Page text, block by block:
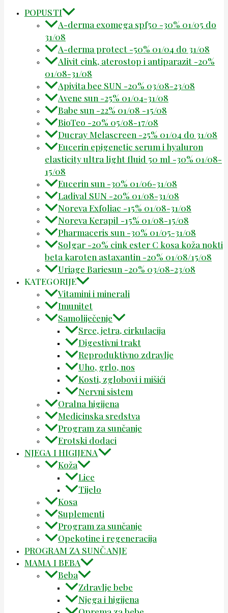
POPUSTI
A-derma exomega spf50 -30% 01/05 do
31/08
A-derma protect -50% 01/04 do 31/08
Alivit cink, aterostop i antiparazit -20%
01/08-31/08
Apivita bee SUN -20% 03/08-23/08
Avene sun -25% 01/04-31/08
Babe sun -22% 01/08 -15/08
BioTeo -20% 05/08-17/08
Ducray Melascreen -25% 01/04 do 31/08
Eucerin epigenetic serum i hyaluron
elasticity ultra light fluid 50 ml -30% 01/08-
15/08
Eucerin sun -30% 01/06-31/08
Ladival SUN -20% 01/08-31/08
Noreva Exfoliac -15% 01/08-31/08
Noreva Kerapil -15% 01/08-15/08
Pharmaceris sun -30% 01/05-31/08
Solgar -20% cink ester C kosa koža nokti
beta karoten astaxantin -20% 01/08/15/08
Uriage Bariesun -20% 03/08-23/08
KATEGORIJE
Vitamini i minerali
Imunitet
Samoliječenje
Srce, jetra, cirkulacija
Digestivni trakt
Reproduktivno zdravlje
Uho, grlo, nos
Kosti, zglobovi i mišići
Nervni sistem
Oralna higijena
Medicinska sredstva
Program za sunčanje
Erotski dodaci
NJEGA I HIGIJENA
Koža
Lice
Tijelo
Kosa
Suplementi
Program za sunčanje
Opekotine i regeneracija
PROGRAM ZA SUNČANJE
MAMA I BEBA
Beba
Zdravlje bebe
Njega i higijena